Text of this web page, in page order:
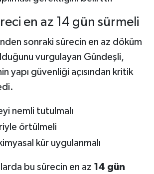
en az 14 gün sürmeli
sonraki sürecin en az döküm
vurgulayan Gündeşli,
yapı güvenliği açısından kritik
nemli tutulmalı
örtülmeli
kür uygulanmalı
bu sürecin en az 14 gün